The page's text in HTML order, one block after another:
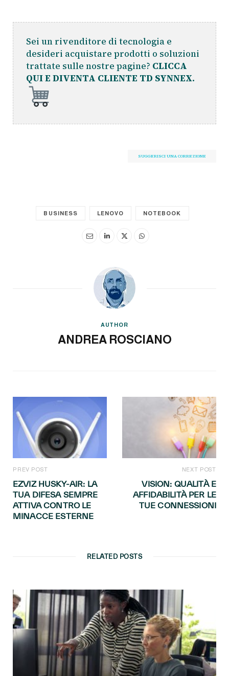
Sei un rivenditore di tecnologia e
desideri acquistare prodotti o soluzioni
trattate sulle nostre pagine? CLICCA
QUI E DIVENTA CLIENTE TD SYNNEX.
SUGGERISCI UNA CORREZIONE
BUSINESS LENOVO NOTEBOOK
AUTHOR
ANDREA ROSCIANO
PREV POST
EZVIZ HUSKY-AIR: LA
TUA DIFESA SEMPRE
ATTIVA CONTRO LE
MINACCE ESTERNE
NEXT POST
VISION: QUALITÀ E
AFFIDABILITÀ PER LE
TUE CONNESSIONI
RELATED POSTS